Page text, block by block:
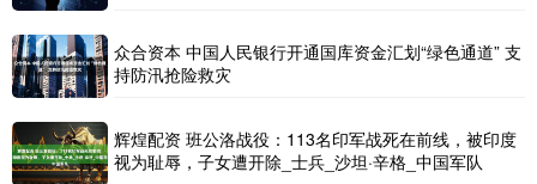
众合资本 中国人民银行开通国库资金汇划“绿色通道” 支
持防汛抢险救灾
辉煌配资 班公洛战役：113名印军战死在前线，被印度
视为耻辱，子女遭开除_士兵_沙坦·辛格_中国军队